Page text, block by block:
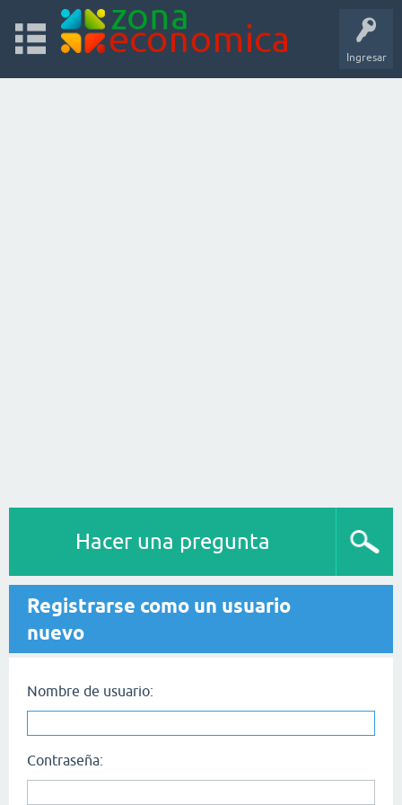
Ingresar
Hacer una pregunta
Registrarse como un usuario
nuevo
Nombre de usuario:
Contraseña: